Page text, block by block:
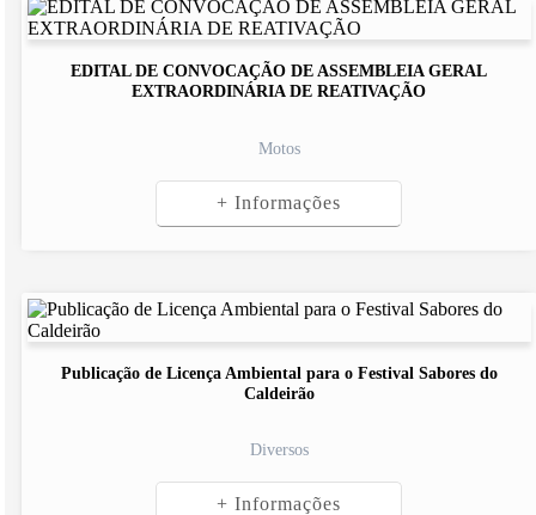
EDITAL DE CONVOCAÇÃO DE ASSEMBLEIA GERAL
EXTRAORDINÁRIA DE REATIVAÇÃO
Motos
+ Informações
Publicação de Licença Ambiental para o Festival Sabores do
Caldeirão
Diversos
+ Informações